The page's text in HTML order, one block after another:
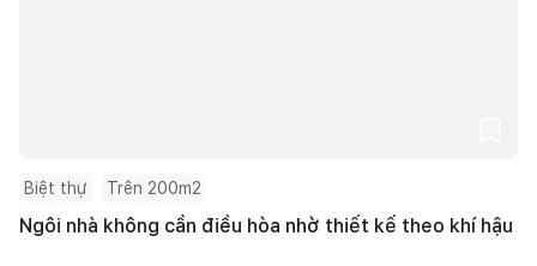
Biệt thự Trên 200m2
Ngôi nhà không cần điều hòa nhờ thiết kế theo khí hậu